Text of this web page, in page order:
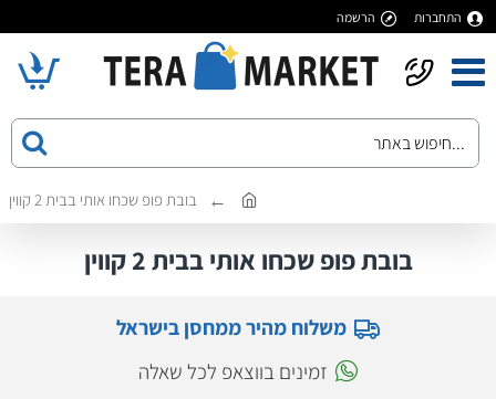
התחברות הרשמה
בובת פופ שכחו אותי בבית 2 קווין
בובת פופ שכחו אותי בבית 2 קווין
משלוח מהיר ממחסן בישראל
זמינים בווצאפ לכל שאלה